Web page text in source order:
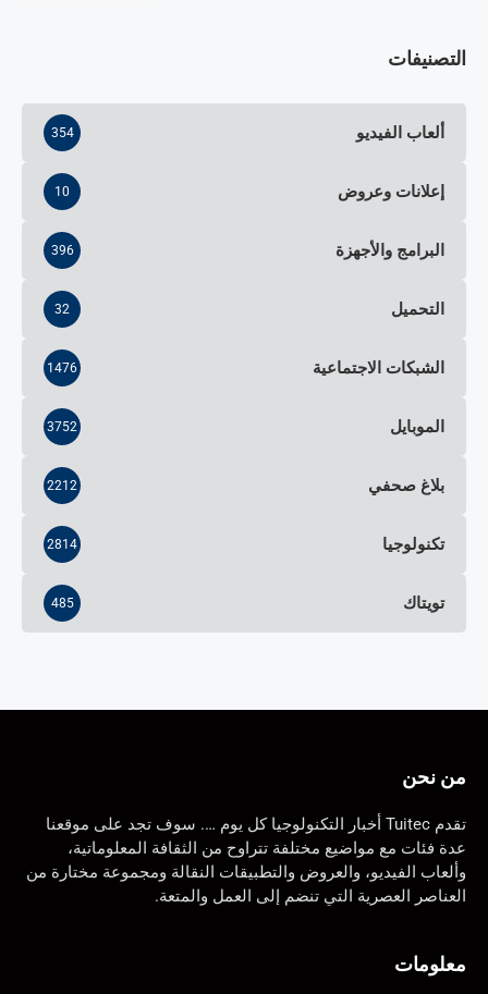
التصنيفات
ألعاب الفيديو 354
إعلانات وعروض 10
البرامج والأجهزة 396
التحميل 32
الشبكات الاجتماعية 1476
الموبايل 3752
بلاغ صحفي 2212
تكنولوجيا 2814
تويتاك 485
من نحن
تقدم Tuitec أخبار التكنولوجيا كل يوم …. سوف تجد على موقعنا
عدة فئات مع مواضيع مختلفة تتراوح من الثقافة المعلوماتية،
وألعاب الفيديو، والعروض والتطبيقات النقالة ومجموعة مختارة من
العناصر العصرية التي تنضم إلى العمل والمتعة.
معلومات